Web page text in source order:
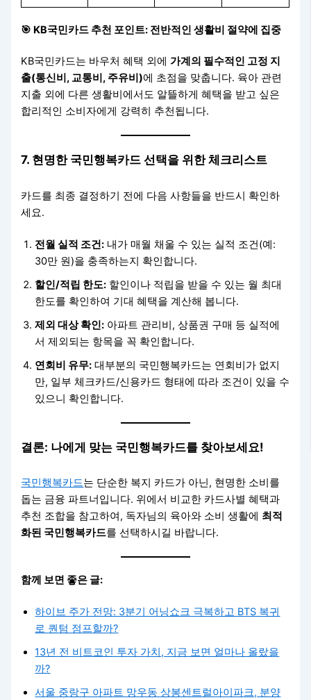
🎯 KB국민카드 추천 포인트: 전반적인 생활비 절약에 집중
KB국민카드는 바우처 혜택 외에 가계의 필수적인 고정 지
출(통신비, 교통비, 주유비)에 초점을 맞춥니다. 육아 관련
지출 외에 다른 생활비에서도 알뜰하게 혜택을 받고 싶은
합리적인 소비자에게 강력히 추천됩니다.
7. 현명한 국민행복카드 선택을 위한 체크리스트
카드를 최종 결정하기 전에 다음 사항들을 반드시 확인하
세요.
전월 실적 조건: 내가 매월 채울 수 있는 실적 조건(예:
30만 원)을 충족하는지 확인합니다.
할인/적립 한도: 할인이나 적립을 받을 수 있는 월 최대
한도를 확인하여 기대 혜택을 계산해 봅니다.
제외 대상 확인: 아파트 관리비, 상품권 구매 등 실적에
서 제외되는 항목을 꼭 확인합니다.
연회비 유무: 대부분의 국민행복카드는 연회비가 없지
만, 일부 체크카드/신용카드 형태에 따라 조건이 있을 수
있으니 확인합니다.
결론: 나에게 맞는 국민행복카드를 찾아보세요!
국민행복카드는 단순한 복지 카드가 아닌, 현명한 소비를
돕는 금융 파트너입니다. 위에서 비교한 카드사별 혜택과
추천 조합을 참고하여, 독자님의 육아와 소비 생활에 최적
화된 국민행복카드를 선택하시길 바랍니다.
함께 보면 좋은 글:
하이브 주가 전망: 3분기 어닝쇼크 극복하고 BTS 복귀
로 퀀텀 점프할까?
13년 전 비트코인 투자 가치, 지금 보면 얼마나 올랐을
까?
서울 중랑구 아파트 망우동 상봉센트럴아이파크, 분양